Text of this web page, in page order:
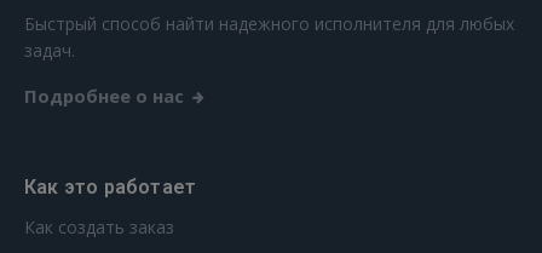
Быстрый способ найти надежного исполнителя для любых
задач.
Подробнее о нас
Как это работает
Как создать заказ